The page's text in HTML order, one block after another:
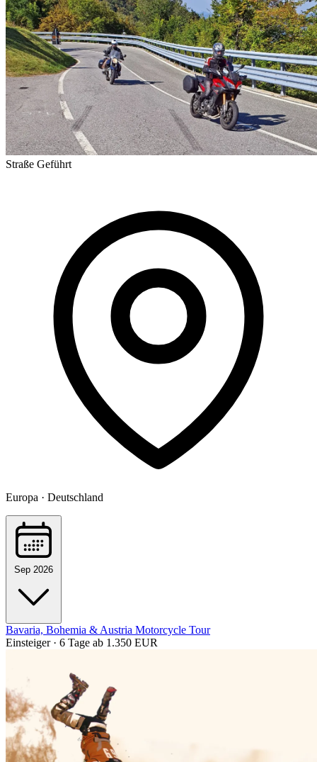
Straße Geführt
Europa · Deutschland
Sep 2026
Bavaria, Bohemia & Austria Motorcycle Tour
Einsteiger · 6 Tage ab 1.350 EUR